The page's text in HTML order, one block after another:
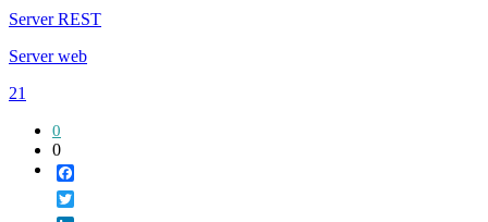
Server REST
Server web
21
0
0